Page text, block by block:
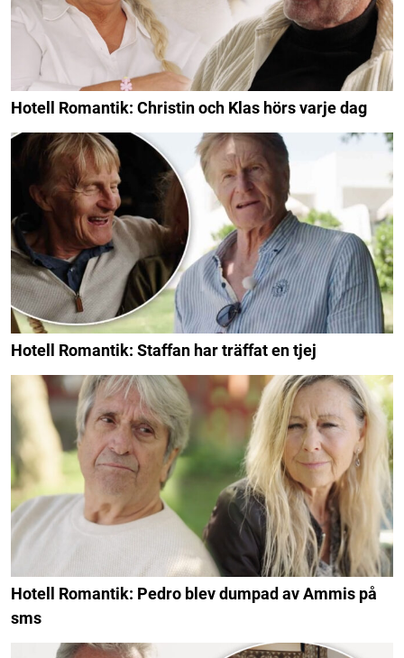
Hotell Romantik: Christin och Klas hörs varje dag
Hotell Romantik: Staffan har träffat en tjej
Hotell Romantik: Pedro blev dumpad av Ammis på
sms